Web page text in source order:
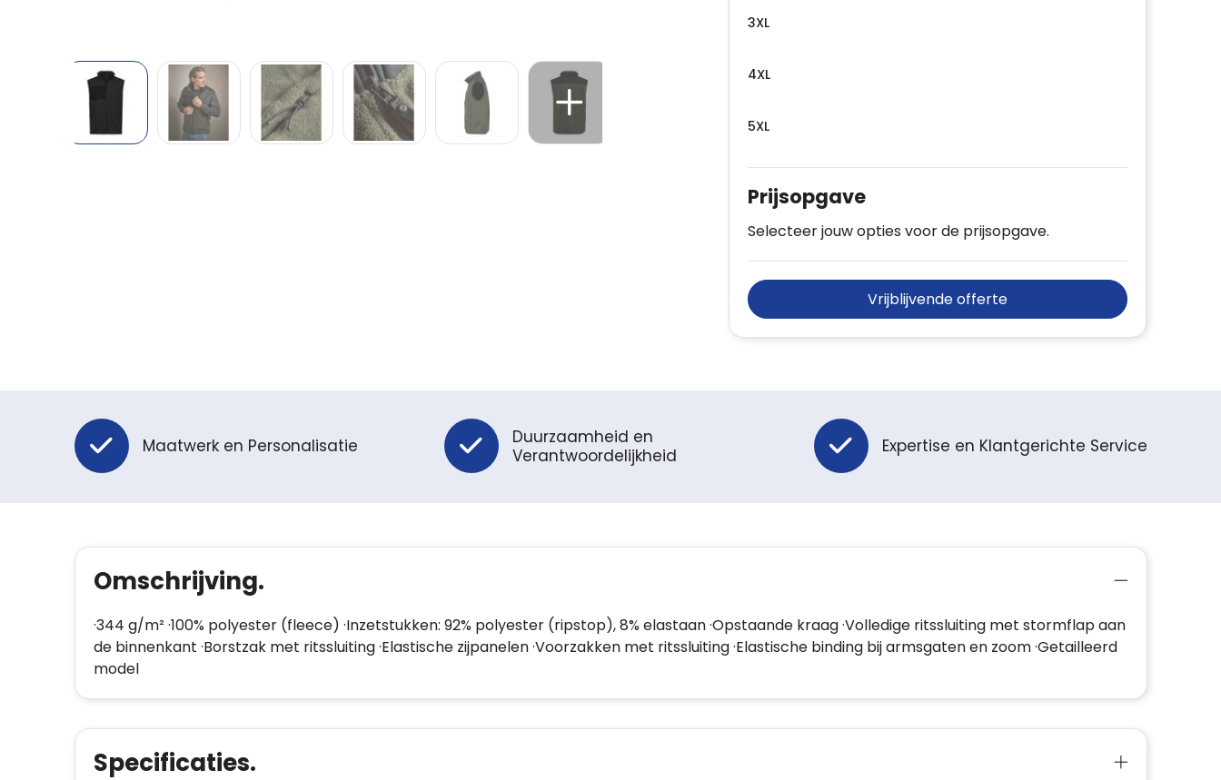
3XL
4XL
5XL
Prijsopgave
Selecteer jouw opties voor de prijsopgave.
Vrijblijvende offerte
Maatwerk en Personalisatie
Duurzaamheid en
Verantwoordelijkheid
Expertise en Klantgerichte Service
Omschrijving.
·344 g/m² ·100% polyester (fleece) ·Inzetstukken: 92% polyester (ripstop), 8% elastaan ·Opstaande kraag ·Volledige ritssluiting met stormflap aan
de binnenkant ·Borstzak met ritssluiting ·Elastische zijpanelen ·Voorzakken met ritssluiting ·Elastische binding bij armsgaten en zoom ·Getailleerd
model
Specificaties.